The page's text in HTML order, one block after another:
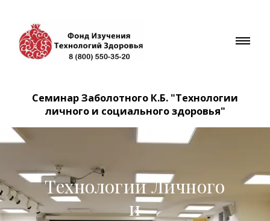
Семинар Заболотного К.Б. "Технологии
личного и социального здоровья"
Технологии Личного
и